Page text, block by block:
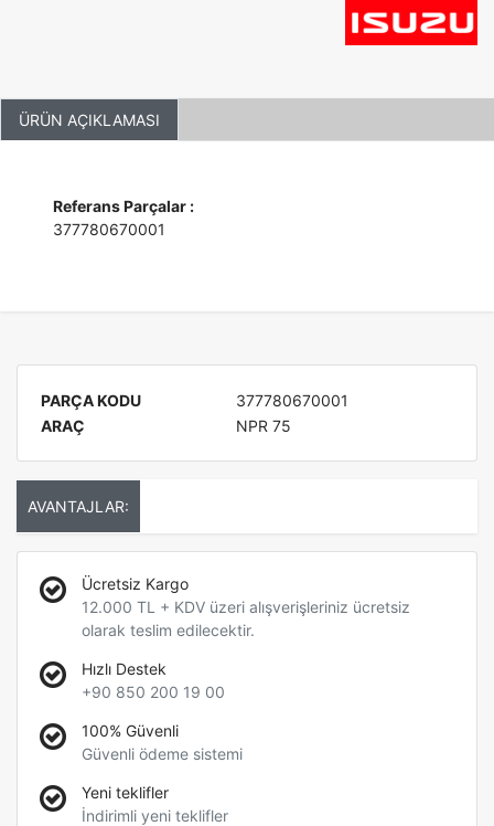
ÜRÜN AÇIKLAMASI
Referans Parçalar :
377780670001
PARÇA KODU
377780670001
ARAÇ
NPR 75
AVANTAJLAR:
Ücretsiz Kargo
12.000 TL + KDV üzeri alışverişleriniz ücretsiz
olarak teslim edilecektir.
Hızlı Destek
+90 850 200 19 00
100% Güvenli
Güvenli ödeme sistemi
Yeni teklifler
İndirimli yeni teklifler